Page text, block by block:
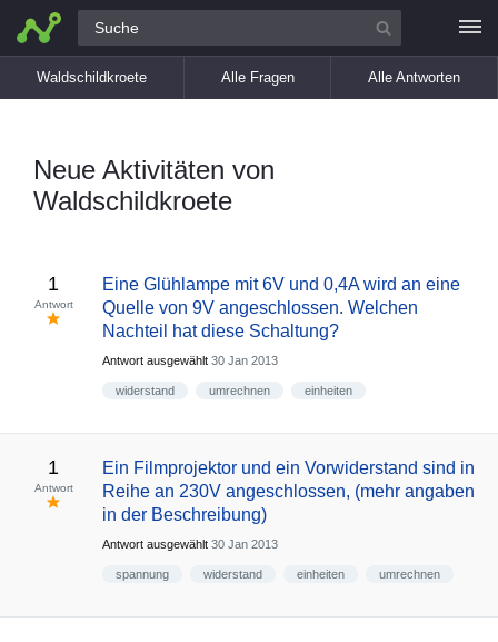
Alle Fragen
Waldschildkroete Alle Fragen Alle Antworten
Neue Aktivitäten von
Waldschildkroete
1
Antwort
Eine Glühlampe mit 6V und 0,4A wird an eine
Quelle von 9V angeschlossen. Welchen
Nachteil hat diese Schaltung?
Antwort ausgewählt 30 Jan 2013
widerstand umrechnen einheiten
1
Antwort
Ein Filmprojektor und ein Vorwiderstand sind in
Reihe an 230V angeschlossen, (mehr angaben
in der Beschreibung)
Antwort ausgewählt 30 Jan 2013
spannung widerstand einheiten umrechnen